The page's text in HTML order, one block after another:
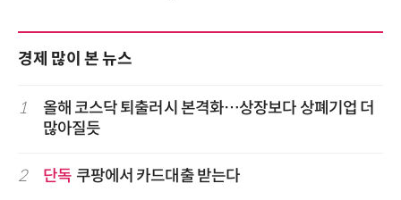
경제 많이 본 뉴스
1
올해 코스닥 퇴출러시 본격화…상장보다 상폐기업 더
많아질듯
2 단독 쿠팡에서 카드대출 받는다